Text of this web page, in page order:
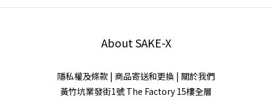
About SAKE-X
隱私權及條款 | 商品寄送和更換 | 關於我們
黃竹坑業發街1號 The Factory 15樓全層